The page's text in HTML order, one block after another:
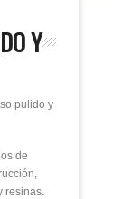
Y
pulido y
de
resinas.